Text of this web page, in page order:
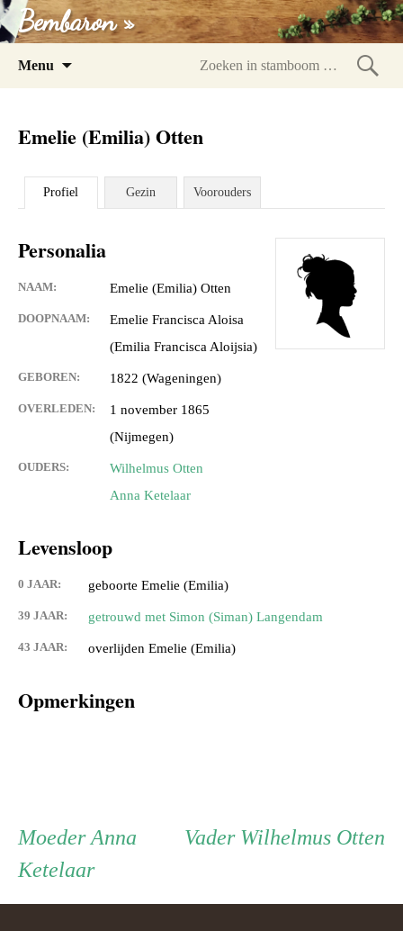
Bembaron »
Menu
Emelie (Emilia) Otten
Profiel Gezin Voorouders
Personalia
NAAM: Emelie (Emilia) Otten
DOOPNAAM:
Emelie Francisca Aloisa
(Emilia Francisca Aloijsia)
GEBOREN: 1822 (Wageningen)
OVERLEDEN:
1 november 1865
(Nijmegen)
OUDERS:
Wilhelmus Otten
Anna Ketelaar
Levensloop
0 JAAR: geboorte Emelie (Emilia)
39 JAAR: getrouwd met Simon (Siman) Langendam
43 JAAR: overlijden Emelie (Emilia)
Opmerkingen
Persoon
ouder
Vader Vader
Wilhelmus Otten
Moeder Moeder
Anna
Ketelaar